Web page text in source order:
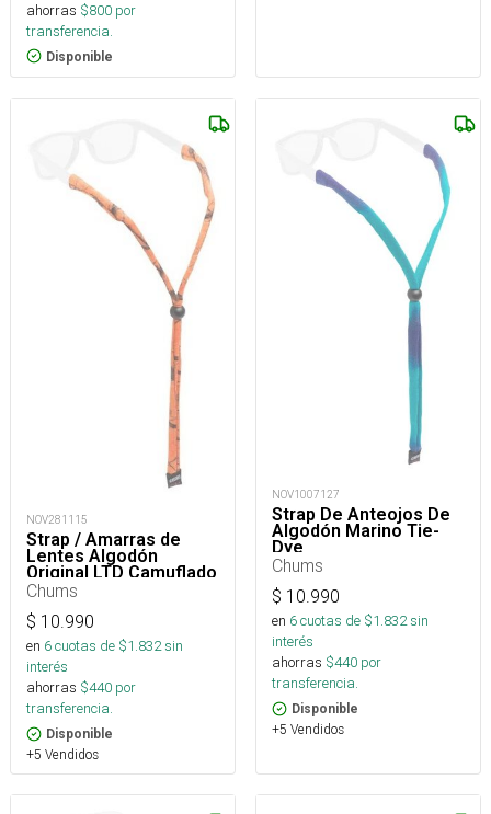
ahorras $800 por
transferencia.
Disponible
NOV281115
Strap / Amarras de
Lentes Algodón
Original LTD Camuflado
Naranja
Chums
$ 10.990
en 6cuotas de $1.832sin
interés
ahorras $440 por
transferencia.
Disponible
+5 Vendidos
NOV1007127
Strap De Anteojos De
Algodón Marino Tie-
Dye
Chums
$ 10.990
en 6cuotas de $1.832sin
interés
ahorras $440 por
transferencia.
Disponible
+5 Vendidos